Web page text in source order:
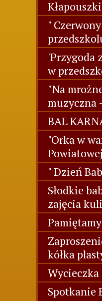
Kłapouszki
"
'Przygoda
w
"Na
muzyczna
BAL
"Orka w
Powiatowej
" Dzień
Słodkie
zajęcia
kółka
Spotkanie